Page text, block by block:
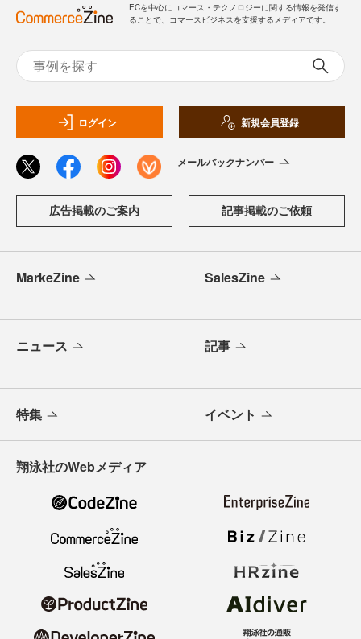
ECを中心にコマース・テクノロジーに関する情報を発信す
ることで、コマースビジネスを支援するメディアです。
ログイン 新規会員登録
メールバックナンバー
広告掲載のご案内 記事掲載のご依頼
MarkeZine SalesZine
ニュース 記事
特集 イベント
翔泳社のWebメディア